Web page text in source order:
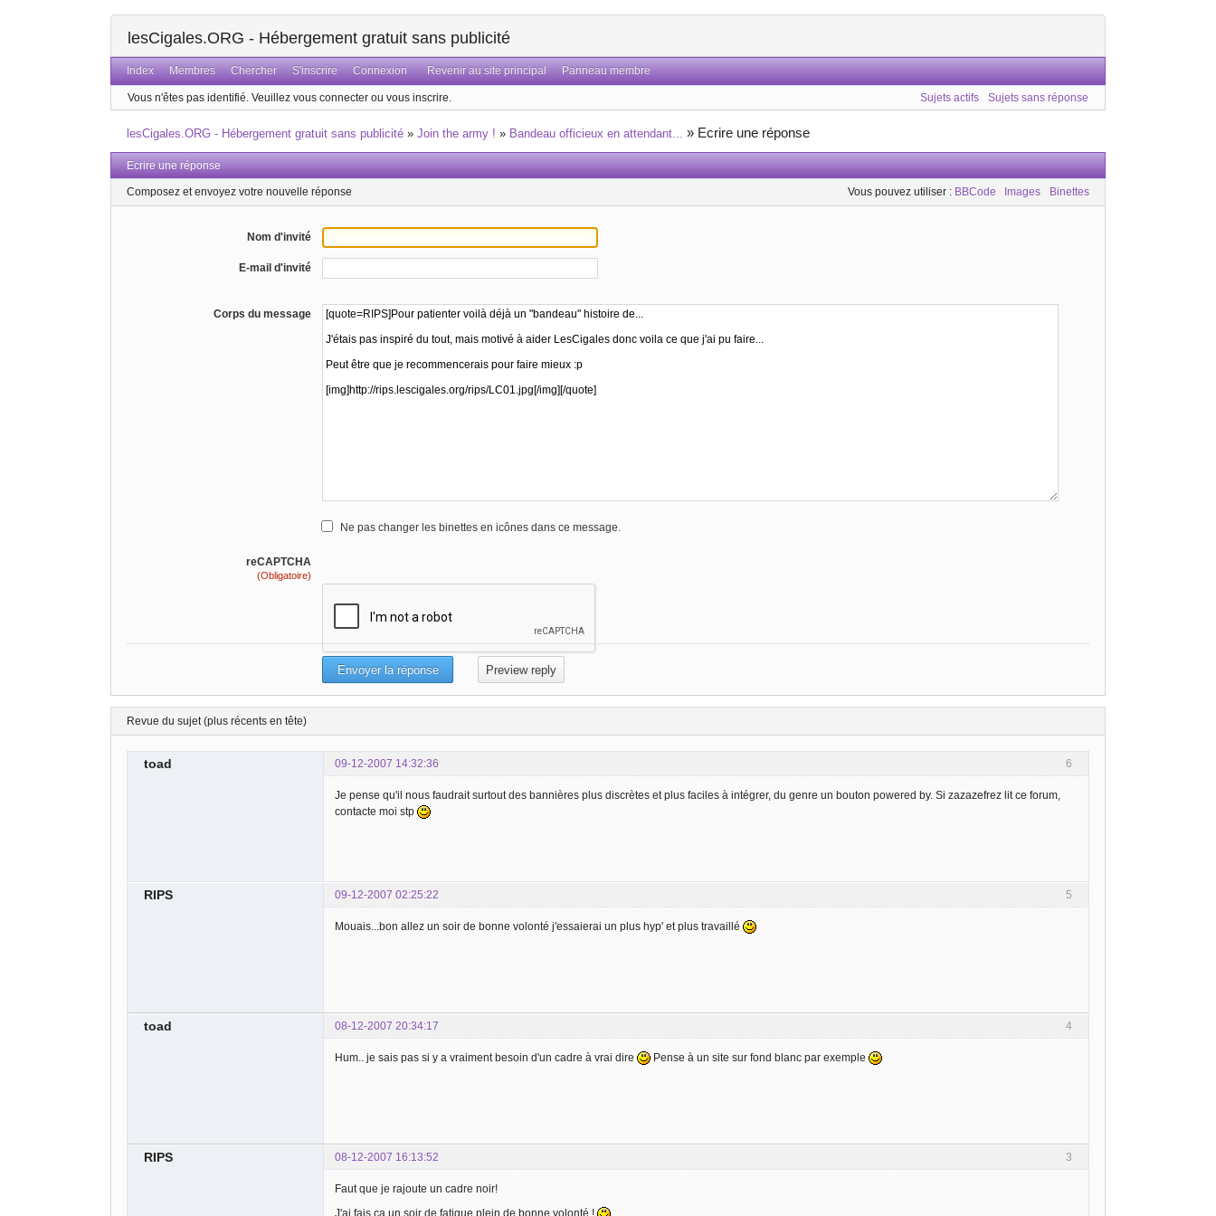
lesCigales.ORG - Hébergement gratuit sans publicité
Index Membres Chercher S'inscrire Connexion Revenir au site principal Panneau membre
Vous n'êtes pas identifié. Veuillez vous connecter ou vous inscrire. Sujets actifs Sujets sans réponse
lesCigales.ORG - Hébergement gratuit sans publicité »Join the army ! » Bandeau officieux en attendant... » Ecrire une réponse
Ecrire une réponse
Composez et envoyez votre nouvelle réponse Vous pouvez utiliser : BBCode Images Binettes
Nom d'invité
E-mail d'invité
Corps du message
Ne pas changer les binettes en icônes dans ce message.
reCAPTCHA
(Obligatoire)
Revue du sujet (plus récents en tête)
6
toad 09-12-2007 14:32:36
Je pense qu'il nous faudrait surtout des bannières plus discrètes et plus faciles à intégrer, du genre un bouton powered by. Si zazazefrez lit ce forum,
contacte moi stp
5
RIPS 09-12-2007 02:25:22
Mouais...bon allez un soir de bonne volonté j'essaierai un plus hyp' et plus travaillé
4
toad 08-12-2007 20:34:17
Hum.. je sais pas si y a vraiment besoin d'un cadre à vrai dire Pense à un site sur fond blanc par exemple
3
RIPS 08-12-2007 16:13:52
Faut que je rajoute un cadre noir!
J'ai fais ça un soir de fatigue plein de bonne volonté !